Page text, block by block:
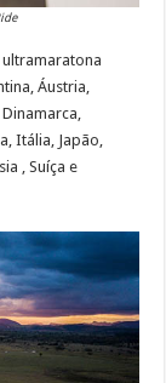
ultramaratona
Áustria,
Itália, Japão,
, Suíça e